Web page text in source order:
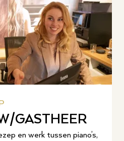
GASTHEER
en werk tussen piano’s,